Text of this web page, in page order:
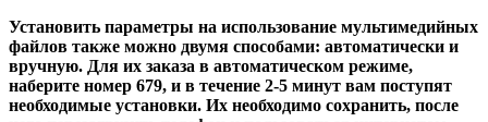
Установить параметры на использование мультимедийных
файлов также можно двумя способами: автоматически и
вручную. Для их заказа в автоматическом режиме,
наберите номер 679, и в течение 2-5 минут вам поступят
необходимые установки. Их необходимо сохранить, после